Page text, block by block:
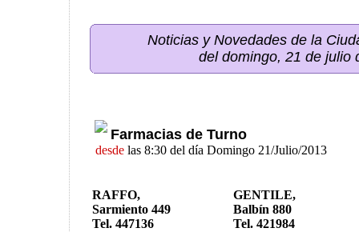
Noticias y Novedades de la
del domingo, 21 de julio
Farmacias de Turno
desde las 8:30 del día Domingo 21/Julio/2013
RAFFO,
Sarmiento 449
Tel. 447136
GENTILE,
Balbín 880
Tel. 421984